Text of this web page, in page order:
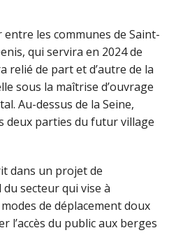
les communes de Saint-
qui servira en 2024 de
relié de part et d’autre de la
sous la maîtrise d’ouvrage
Au-dessus de la Seine,
deux parties du futur village
dans un projet de
secteur qui vise à
de déplacement doux
l’accès du public aux berges